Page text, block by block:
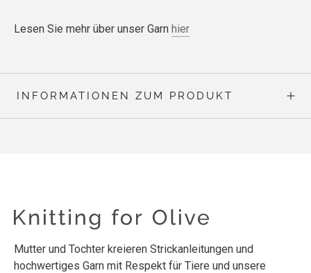
Lesen Sie mehr über unser Garn hier
INFORMATIONEN ZUM PRODUKT
Mutter und Tochter kreieren Strickanleitungen und
hochwertiges Garn mit Respekt für Tiere und unsere